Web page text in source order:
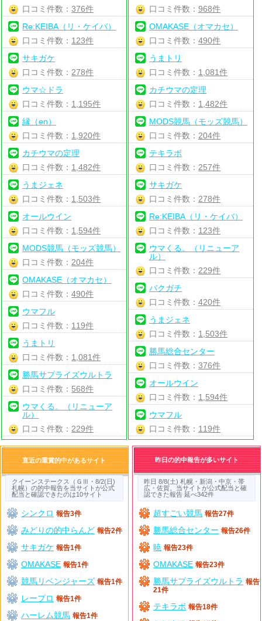
口コミ件数：376件
Re:KEIBA（リ・ケイバ）
口コミ件数： 123件
サキガケ
口コミ件数： 278件
ウマ☆ドラ
口コミ件数： 1,195件
縁（en）
口コミ件数： 1,920件
カチウマの定理
口コミ件数： 1,482件
うまジェネ
口コミ件数： 1,503件
オールウイン
口コミ件数： 1,594件
MODS競馬（モッズ競馬）
口コミ件数： 204件
OMAKASE（オマカセ）
口コミ件数：490件
ウマフル
口コミ件数： 119件
うまトリ
口コミ件数： 1,081件
勝馬サプライズウルトラ
口コミ件数： 568件
ウマくる。（リニューア
ル）
口コミ件数： 229件
口コミ件数： 968件
OMAKASE（オマカセ）
口コミ件数： 490件
うまトリ
口コミ件数： 1,081件
カチウマの定理
口コミ件数： 1,482件
MODS競馬（モッズ競馬）
口コミ件数： 204件
テキラボ
口コミ件数： 257件
サキガケ
口コミ件数： 278件
Re:KEIBA（リ・ケイバ）
口コミ件数： 123件
ウマくる。（リニューア
ル）
口コミ件数： 229件
バクガチ
口コミ件数： 420件
うまジェネ
口コミ件数： 1,503件
勝馬総合センター
口コミ件数： 376件
オールウイン
口コミ件数： 1,594件
ウマフル
口コミ件数： 119件
直近の重賞的中があるサイト
クイーンステークス（ＧⅢ・8/2(日)
札幌）の的中報告を当サイトが公式
配当と確認できたのは10サイト
シンクロ 報告3件
みどりの的中らんど 報告2件
サキガケ 報告1件
OMAKASE 報告1件
競馬リベンジャーズ 報告1件
レープロ 報告1件
ハーレム競馬 報告1件
昨日の的中報告が多いサイト
昨日 8/8(土) 札幌・新潟・中京・帯
広・佐賀。当サイトが公式配当と確
認できた報告 延べ342件
超すごい競馬 報告27件
勝馬総合センター 報告26件
暁 報告23件
OMAKASE 報告23件
勝馬サプライズウルトラ 報告
21件
テキラボ 報告18件